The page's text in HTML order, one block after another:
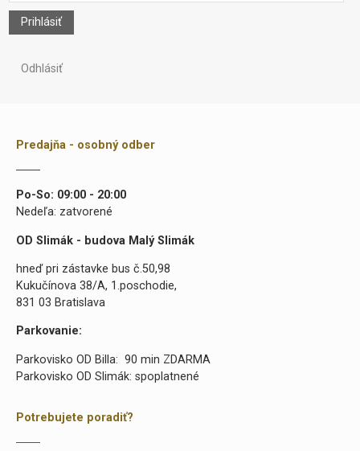
Prihlásiť
Odhlásiť
Predajňa - osobný odber
Po-So: 09:00 - 20:00
Nedeľa: zatvorené
OD Slimák - budova Malý Slimák
hneď pri zástavke bus č.50,98
Kukučínova 38/A, 1.poschodie,
831 03 Bratislava
Parkovanie:
Parkovisko OD Billa: 90 min ZDARMA
Parkovisko OD Slimák: spoplatnené
Potrebujete poradiť?